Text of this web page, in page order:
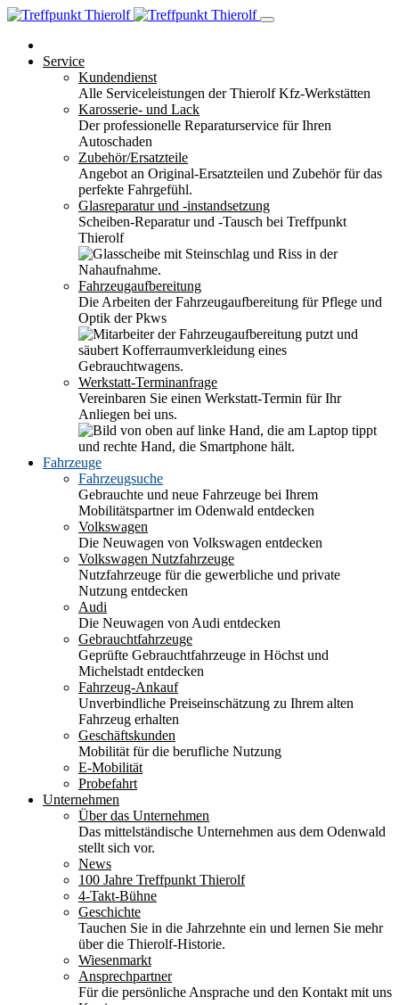
Service
Kundendienst
Alle Serviceleistungen der Thierolf Kfz-Werkstätten
Karosserie- und Lack
Der professionelle Reparaturservice für Ihren
Autoschaden
Zubehör/Ersatzteile
Angebot an Original-Ersatzteilen und Zubehör für das
perfekte Fahrgefühl.
Glasreparatur und -instandsetzung
Scheiben-Reparatur und -Tausch bei Treffpunkt
Thierolf
Fahrzeugaufbereitung
Die Arbeiten der Fahrzeugaufbereitung für Pflege und
Optik der Pkws
Werkstatt-Terminanfrage
Vereinbaren Sie einen Werkstatt-Termin für Ihr
Anliegen bei uns.
Fahrzeuge
Fahrzeugsuche
Gebrauchte und neue Fahrzeuge bei Ihrem
Mobilitätspartner im Odenwald entdecken
Volkswagen
Die Neuwagen von Volkswagen entdecken
Volkswagen Nutzfahrzeuge
Nutzfahrzeuge für die gewerbliche und private
Nutzung entdecken
Audi
Die Neuwagen von Audi entdecken
Gebrauchtfahrzeuge
Geprüfte Gebrauchtfahrzeuge in Höchst und
Michelstadt entdecken
Fahrzeug-Ankauf
Unverbindliche Preiseinschätzung zu Ihrem alten
Fahrzeug erhalten
Geschäftskunden
Mobilität für die berufliche Nutzung
E-Mobilität
Probefahrt
Unternehmen
Über das Unternehmen
Das mittelständische Unternehmen aus dem Odenwald
stellt sich vor.
News
100 Jahre Treffpunkt Thierolf
4-Takt-Bühne
Geschichte
Tauchen Sie in die Jahrzehnte ein und lernen Sie mehr
über die Thierolf-Historie.
Wiesenmarkt
Ansprechpartner
Für die persönliche Ansprache und den Kontakt mit uns